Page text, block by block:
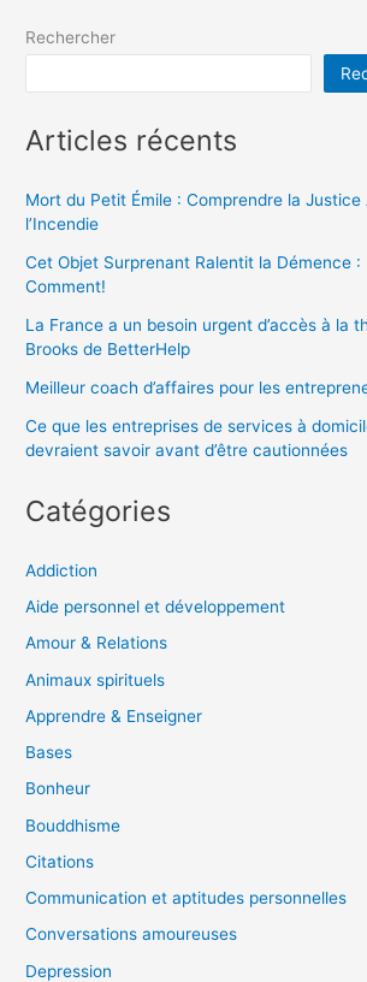
Rechercher
Articles récents
Mort du Petit Émile : Comprendre la
l’Incendie
Cet Objet Surprenant Ralentit la Démence :
Comment!
La France a un besoin urgent d’accès à la
Brooks de BetterHelp
Meilleur coach d’affaires pour les
Ce que les entreprises de services à
devraient savoir avant d’être cautionnées
Catégories
Addiction
Aide personnel et développement
Amour & Relations
Animaux spirituels
Apprendre & Enseigner
Bases
Bonheur
Bouddhisme
Citations
Communication et aptitudes personnelles
Conversations amoureuses
Depression